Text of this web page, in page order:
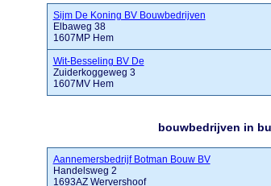
Sijm De Koning BV Bouwbedrijven
Elbaweg 38
1607MP Hem
Wit-Besseling BV De
Zuiderkoggeweg 3
1607MV Hem
bouwbedrijven in
Aannemersbedrijf Botman Bouw BV
Handelsweg 2
1693AZ Wervershoof